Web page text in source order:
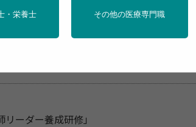
力量の向上と職能・学術団体参画の意義」
ーダー養成研修」
・栄養士 その他の医療専門職